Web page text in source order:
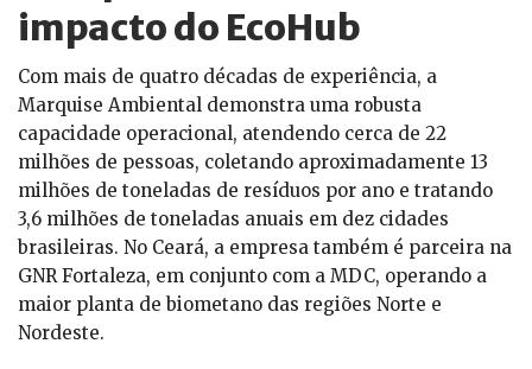
impacto do EcoHub
Com mais de quatro décadas de experiência, a
Marquise Ambiental demonstra uma robusta
capacidade operacional, atendendo cerca de 22
milhões de pessoas, coletando aproximadamente 13
milhões de toneladas de resíduos por ano e tratando
3,6 milhões de toneladas anuais em dez cidades
brasileiras. No Ceará, a empresa também é parceira na
GNR Fortaleza, em conjunto com a MDC, operando a
maior planta de biometano das regiões Norte e
Nordeste.